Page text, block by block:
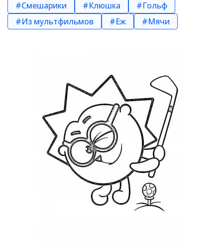
#Смешарики #Клюшка
#Гольф
#Из мультфильмов
#Еж #Мячи